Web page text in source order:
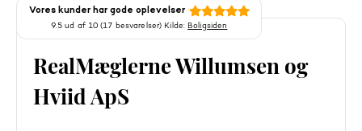
Vores kunder har gode oplevelser
9.5 ud af 10 (17 besvarelser) Kilde: Boligsiden
RealMæglerne Willumsen og
Hviid ApS